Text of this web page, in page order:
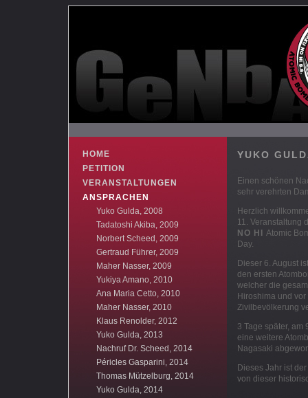
HOME
PETITION
VERANSTALTUNGEN
ANSPRACHEN
Yuko Gulda, 2008
Tadatoshi Akiba, 2009
Norbert Scheed, 2009
Gertraud Führer, 2009
Maher Nasser, 2009
Yukiya Amano, 2010
Ana Maria Cetto, 2010
Maher Nasser, 2010
Klaus Renolder, 2012
Yuko Gulda, 2013
Nachruf Dr. Scheed, 2014
Péricles Gasparini, 2014
Thomas Mützelburg, 2014
Yuko Gulda, 2014
YUKO
Einen schönen
sehr verehrten
Herzlich
11. Veranstaltung
NO HI Atomic
Day.
Dieser 6. August
den ersten
welcher die
Hiroshima und
Zivilbevölkerung
3 Tage später, am
eine weitere
Nagasaki
Dieses Jahr ist
von dieser